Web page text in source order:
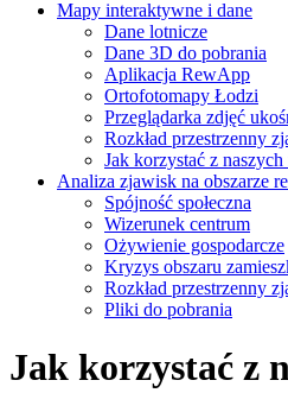
Mapy interaktywne i dane
Dane lotnicze
Dane 3D do pobrania
Aplikacja RewApp
Ortofotomapy Łodzi
Przeglądarka zdjęć
Rozkład przestrzenny
Jak korzystać z naszych
Analiza zjawisk na obszarze
Spójność społeczna
Wizerunek centrum
Ożywienie gospodarcze
Kryzys obszaru
Rozkład przestrzenny
Pliki do pobrania
Jak korzystać z